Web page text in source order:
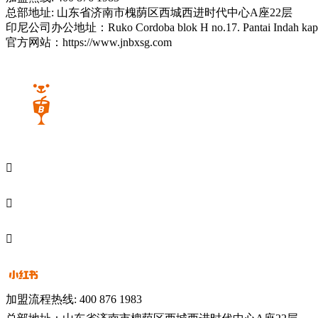
总部地址: 山东省济南市槐荫区西城西进时代中心A座22层
印尼公司办公地址：Ruko Cordoba blok H no.17. Pantai Indah
官方网站：https://www.jnbxsg.com



加盟流程热线: 400 876 1983